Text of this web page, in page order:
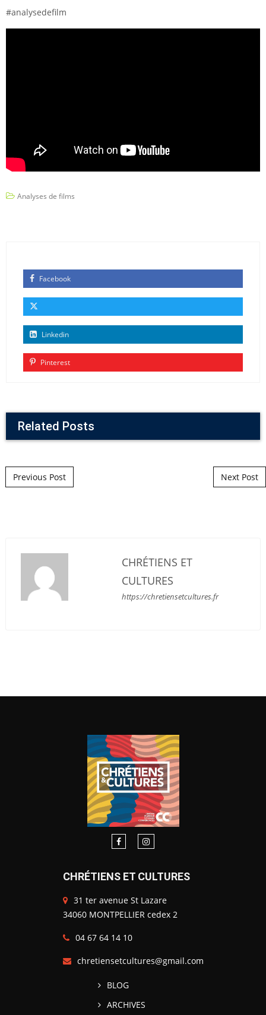
#analysedefilm
Analyses de films
Facebook
Linkedin
Pinterest
Related Posts
Post navigation
Previous Post Next Post
CHRÉTIENS ET
CULTURES
https://chretiensetcultures.fr
CHRÉTIENS ET CULTURES
31 ter avenue St Lazare
34060 MONTPELLIER cedex 2
04 67 64 14 10
chretiensetcultures@gmail.com
BLOG
ARCHIVES